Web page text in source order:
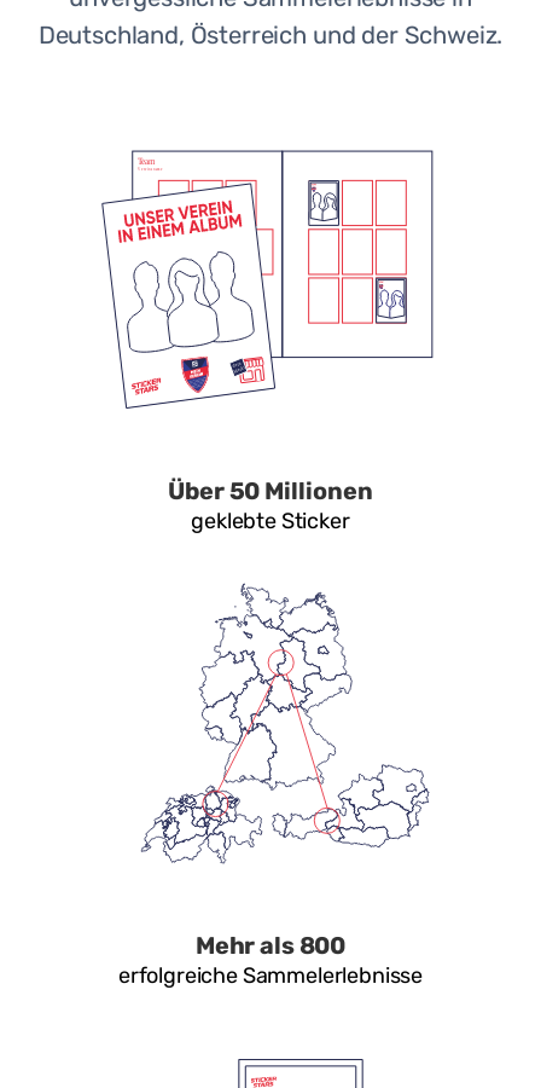
Deutschland, Österreich und der Schweiz.
Über 50 Millionen
geklebte Sticker
Mehr als 800
erfolgreiche Sammelerlebnisse